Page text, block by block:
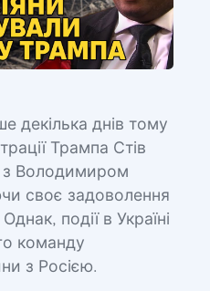
декілька днів тому
Трампа Стів
з Володимиром
своє задоволення
події в Україні
команду
з Росією.